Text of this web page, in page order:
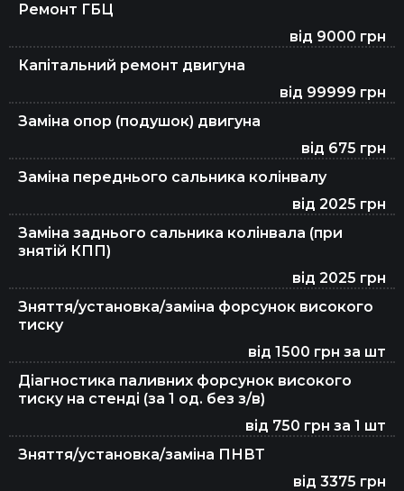
Ремонт АКПП
Регулювання розвал-сходження
Діагностика та ремонт кермової рейки
Ремонт стартерів
Ремонт генераторів
Ремонт ходової
Ремонт ГБЦ
від 9000 грн
Капітальний ремонт двигуна
від 99999 грн
Заміна опор (подушок) двигуна
від 675 грн
Заміна переднього сальника колінвалу
від 2025 грн
Заміна заднього сальника колінвала (при
знятій КПП)
від 2025 грн
Зняття/установка/заміна форсунок високого
тиску
від 1500 грн за шт
Діагностика паливних форсунок високого
тиску на стенді (за 1 од. без з/в)
від 750 грн за 1 шт
Зняття/установка/заміна ПНВТ
від 3375 грн